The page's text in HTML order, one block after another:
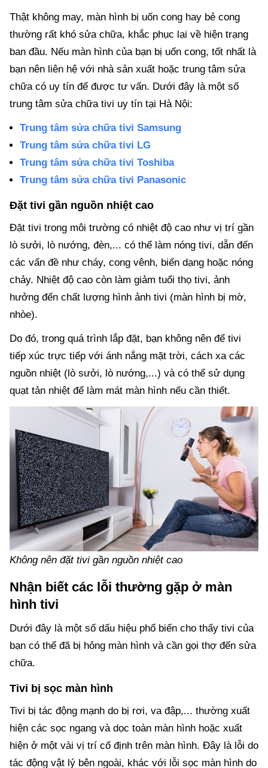
Thật không may, màn hình bị uốn cong hay bẻ cong
thường rất khó sửa chữa, khắc phục lại về hiện trạng
ban đầu. Nếu màn hình của bạn bị uốn cong, tốt nhất là
bạn nên liên hệ với nhà sản xuất hoặc trung tâm sửa
chữa có uy tín để được tư vấn. Dưới đây là một số
trung tâm sửa chữa tivi uy tín tại Hà Nội:
Trung tâm sửa chữa tivi Samsung
Trung tâm sửa chữa tivi LG
Trung tâm sửa chữa tivi Toshiba
Trung tâm sửa chữa tivi Panasonic
Đặt tivi gần nguồn nhiệt cao
Đặt tivi trong môi trường có nhiệt độ cao như vị trí gần
lò sưởi, lò nướng, đèn,... có thể làm nóng tivi, dẫn đến
các vấn đề như cháy, cong vênh, biến dạng hoặc nóng
chảy. Nhiệt độ cao còn làm giảm tuổi thọ tivi, ảnh
hưởng đến chất lượng hình ảnh tivi (màn hình bị mờ,
nhòe).
Do đó, trong quá trình lắp đặt, bạn không nên để tivi
tiếp xúc trực tiếp với ánh nắng mặt trời, cách xa các
nguồn nhiệt (lò sưởi, lò nướng,...) và có thể sử dụng
quạt tản nhiệt để làm mát màn hình nếu cần thiết.
Không nên đặt tivi gần nguồn nhiệt cao
Nhận biết các lỗi thường gặp ở màn
hình tivi
Dưới đây là một số dấu hiệu phổ biến cho thấy tivi của
bạn có thể đã bị hỏng màn hình và cần gọi thợ đến sửa
chữa.
Tivi bị sọc màn hình
Tivi bị tác động mạnh do bị rơi, va đập,... thường xuất
hiện các sọc ngang và dọc toàn màn hình hoặc xuất
hiện ở một vài vị trí cố định trên màn hình. Đây là lỗi do
tác động vật lý bên ngoài, khác với lỗi sọc màn hình do